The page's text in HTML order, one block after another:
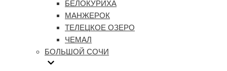
БЕЛОКУРИХА
МАНЖЕРОК
ТЕЛЕЦКОЕ ОЗЕРО
ЧЕМАЛ
БОЛЬШОЙ СОЧИ